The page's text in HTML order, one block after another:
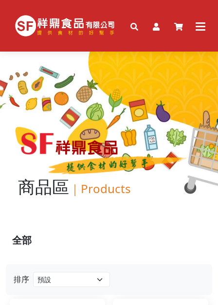
商品區 ｜ Products
排序
全部